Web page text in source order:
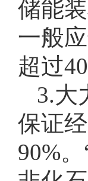
储能
一般
超过
3.大
保证
90%